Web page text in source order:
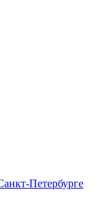
Петербурге